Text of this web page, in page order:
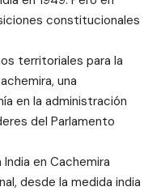
constitucionales
territoriales para la
una
en la administración
del Parlamento
en Cachemira
desde la medida india